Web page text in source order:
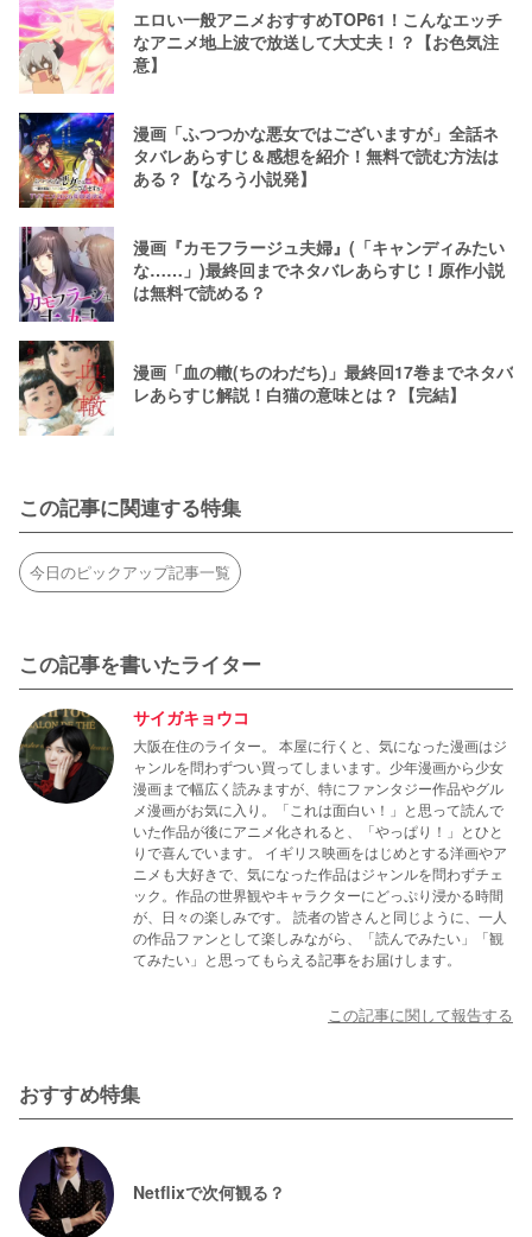
エロい一般アニメおすすめTOP61！こんなエッチ
なアニメ地上波で放送して大丈夫！？【お色気注
意】
漫画「ふつつかな悪女ではございますが」全話ネ
タバレあらすじ＆感想を紹介！無料で読む方法は
ある？【なろう小説発】
漫画『カモフラージュ夫婦』(「キャンディみたい
な……」)最終回までネタバレあらすじ！原作小説
は無料で読める？
漫画「血の轍(ちのわだち)」最終回17巻までネタバ
レあらすじ解説！白猫の意味とは？【完結】
この記事に関連する特集
今日のピックアップ記事一覧
この記事を書いたライター
サイガキョウコ
大阪在住のライター。 本屋に行くと、気になった漫画はジ
ャンルを問わずつい買ってしまいます。少年漫画から少女
漫画まで幅広く読みますが、特にファンタジー作品やグル
メ漫画がお気に入り。「これは面白い！」と思って読んで
いた作品が後にアニメ化されると、「やっぱり！」とひと
りで喜んでいます。 イギリス映画をはじめとする洋画やア
ニメも大好きで、気になった作品はジャンルを問わずチェ
ック。作品の世界観やキャラクターにどっぷり浸かる時間
が、日々の楽しみです。 読者の皆さんと同じように、一人
の作品ファンとして楽しみながら、「読んでみたい」「観
てみたい」と思ってもらえる記事をお届けします。
この記事に関して報告する
おすすめ特集
Netflixで次何観る？